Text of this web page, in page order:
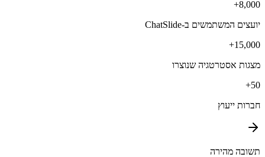
8,000+
יועצים המשתמשים ב-ChatSlide
15,000+
מצגות אסטרטגיה שנוצרו
50+
חברות ייעוץ
תשובה מהירה